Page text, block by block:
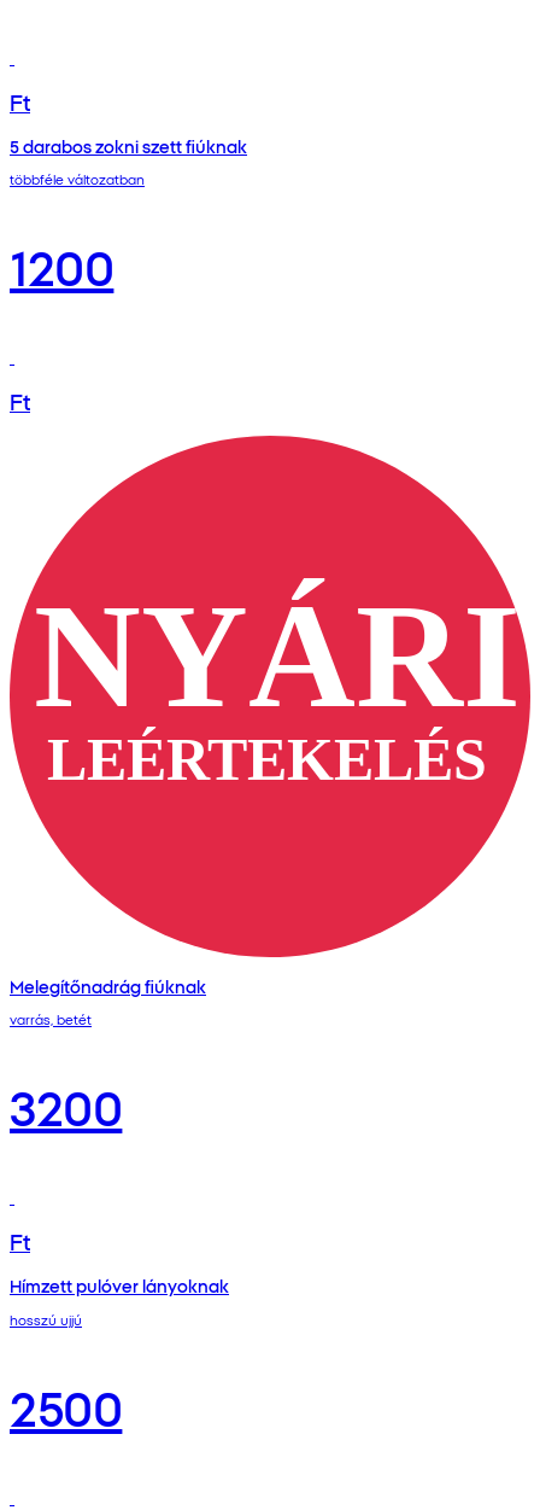
Ft
5 darabos zokni szett fiúknak
többféle változatban
1200
Ft
Melegítőnadrág fiúknak
varrás, betét
3200
Ft
Hímzett pulóver lányoknak
hosszú ujjú
2500